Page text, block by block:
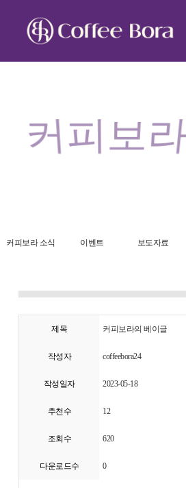
커
커피보
커피보라 소식 이벤트 보도자료
제목 커피보라의 베이글
작성자 coffeebora24
작성일자 2023-05-18
추천수 12
조회수 620
다운로드수 0